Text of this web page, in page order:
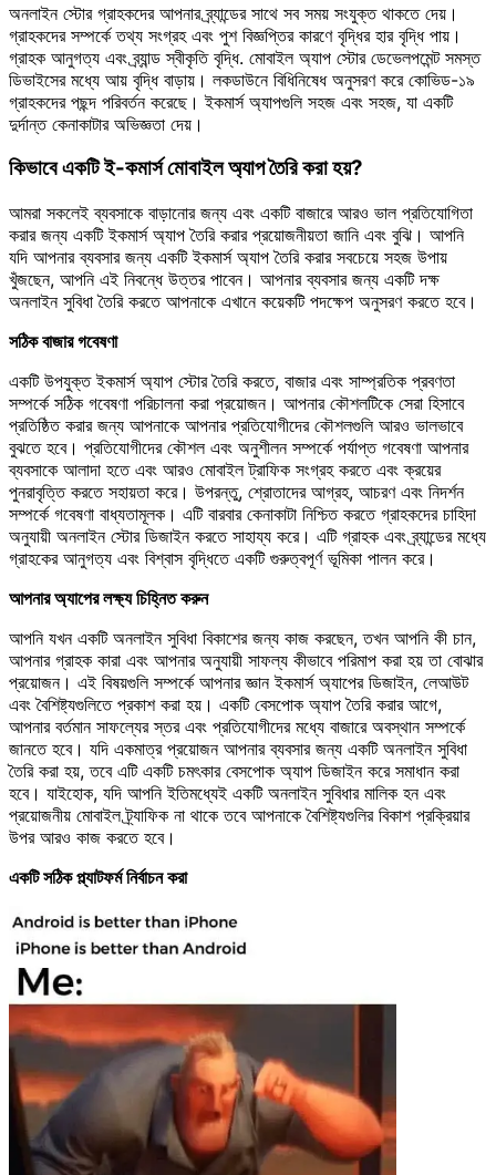
অনলাইন স্টোর গ্রাহকদের আপনার ব্র্যান্ডের সাথে সব সময় সংযুক্ত থাকতে দেয়।
গ্রাহকদের সম্পর্কে তথ্য সংগ্রহ এবং পুশ বিজ্ঞপ্তির কারণে বৃদ্ধির হার বৃদ্ধি পায়।
গ্রাহক আনুগত্য এবং ব্র্যান্ড স্বীকৃতি বৃদ্ধি. মোবাইল অ্যাপ স্টোর ডেভেলপমেন্ট সমস্ত
ডিভাইসের মধ্যে আয় বৃদ্ধি বাড়ায়। লকডাউনে বিধিনিষেধ অনুসরণ করে কোভিড-১৯
গ্রাহকদের পছন্দ পরিবর্তন করেছে। ইকমার্স অ্যাপগুলি সহজ এবং সহজ, যা একটি
দুর্দান্ত কেনাকাটার অভিজ্ঞতা দেয়।
কিভাবে একটি ই-কমার্স মোবাইল অ্যাপ তৈরি করা হয়?
আমরা সকলেই ব্যবসাকে বাড়ানোর জন্য এবং একটি বাজারে আরও ভাল প্রতিযোগিতা
করার জন্য একটি ইকমার্স অ্যাপ তৈরি করার প্রয়োজনীয়তা জানি এবং বুঝি। আপনি
যদি আপনার ব্যবসার জন্য একটি ইকমার্স অ্যাপ তৈরি করার সবচেয়ে সহজ উপায়
খুঁজছেন, আপনি এই নিবন্ধে উত্তর পাবেন। আপনার ব্যবসার জন্য একটি দক্ষ
অনলাইন সুবিধা তৈরি করতে আপনাকে এখানে কয়েকটি পদক্ষেপ অনুসরণ করতে হবে।
সঠিক বাজার গবেষণা
একটি উপযুক্ত ইকমার্স অ্যাপ স্টোর তৈরি করতে, বাজার এবং সাম্প্রতিক প্রবণতা
সম্পর্কে সঠিক গবেষণা পরিচালনা করা প্রয়োজন। আপনার কৌশলটিকে সেরা হিসাবে
প্রতিষ্ঠিত করার জন্য আপনাকে আপনার প্রতিযোগীদের কৌশলগুলি আরও ভালভাবে
বুঝতে হবে। প্রতিযোগীদের কৌশল এবং অনুশীলন সম্পর্কে পর্যাপ্ত গবেষণা আপনার
ব্যবসাকে আলাদা হতে এবং আরও মোবাইল ট্রাফিক সংগ্রহ করতে এবং ক্রয়ের
পুনরাবৃত্তি করতে সহায়তা করে। উপরন্তু, শ্রোতাদের আগ্রহ, আচরণ এবং নিদর্শন
সম্পর্কে গবেষণা বাধ্যতামূলক। এটি বারবার কেনাকাটা নিশ্চিত করতে গ্রাহকদের চাহিদা
অনুযায়ী অনলাইন স্টোর ডিজাইন করতে সাহায্য করে। এটি গ্রাহক এবং ব্র্যান্ডের মধ্যে
গ্রাহকের আনুগত্য এবং বিশ্বাস বৃদ্ধিতে একটি গুরুত্বপূর্ণ ভূমিকা পালন করে।
আপনার অ্যাপের লক্ষ্য চিহ্নিত করুন
আপনি যখন একটি অনলাইন সুবিধা বিকাশের জন্য কাজ করছেন, তখন আপনি কী চান,
আপনার গ্রাহক কারা এবং আপনার অনুযায়ী সাফল্য কীভাবে পরিমাপ করা হয় তা বোঝার
প্রয়োজন। এই বিষয়গুলি সম্পর্কে আপনার জ্ঞান ইকমার্স অ্যাপের ডিজাইন, লেআউট
এবং বৈশিষ্ট্যগুলিতে প্রকাশ করা হয়। একটি বেসপোক অ্যাপ তৈরি করার আগে,
আপনার বর্তমান সাফল্যের স্তর এবং প্রতিযোগীদের মধ্যে বাজারে অবস্থান সম্পর্কে
জানতে হবে। যদি একমাত্র প্রয়োজন আপনার ব্যবসার জন্য একটি অনলাইন সুবিধা
তৈরি করা হয়, তবে এটি একটি চমৎকার বেসপোক অ্যাপ ডিজাইন করে সমাধান করা
হবে। যাইহোক, যদি আপনি ইতিমধ্যেই একটি অনলাইন সুবিধার মালিক হন এবং
প্রয়োজনীয় মোবাইল ট্র্যাফিক না থাকে তবে আপনাকে বৈশিষ্ট্যগুলির বিকাশ প্রক্রিয়ার
উপর আরও কাজ করতে হবে।
একটি সঠিক প্ল্যাটফর্ম নির্বাচন করা